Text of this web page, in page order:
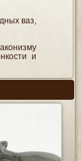
ваз,
и